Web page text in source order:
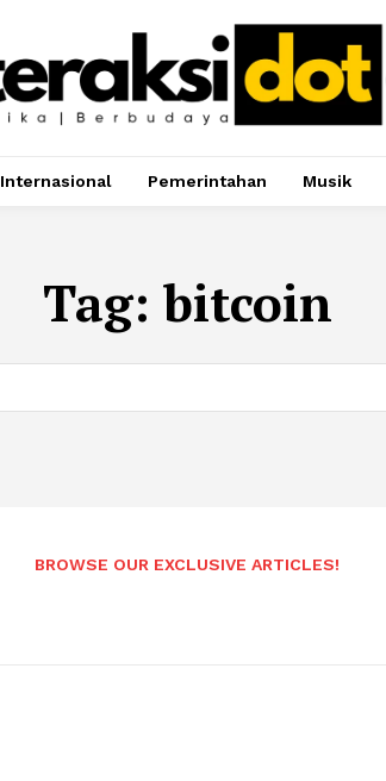
Internasional Pemerintahan Musik
Tag: bitcoin
BROWSE OUR EXCLUSIVE ARTICLES!